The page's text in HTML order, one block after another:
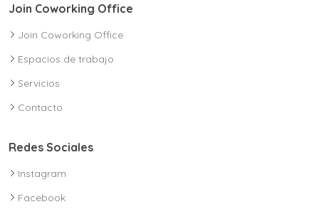
Join Coworking Office
Join Coworking Office
Espacios de trabajo
Servicios
Contacto
Redes Sociales
Instagram
Facebook